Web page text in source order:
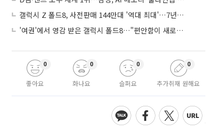
갤럭시 Z 폴드8, 사전판매 144만대 '역대 최대'…7년만에 갤노트10 기록 넘어
'여권'에서 영감 받은 갤럭시 폴드8…"편안함이 새로운 디자인 경쟁력"
좋아요
0
화나요
0
슬퍼요
0
추가취재 원해요
0